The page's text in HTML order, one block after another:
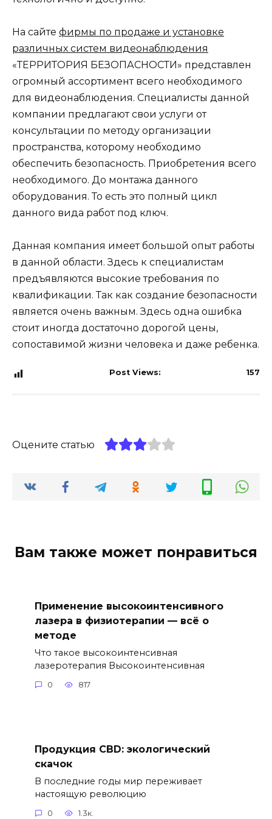
На сайте фирмы по продаже и установке
различных систем видеонаблюдения
«ТЕРРИТОРИЯ БЕЗОПАСНОСТИ» представлен
огромный ассортимент всего необходимого
для видеонаблюдения. Специалисты данной
компании предлагают свои услуги от
консультации по методу организации
пространства, которому необходимо
обеспечить безопасность. Приобретения всего
необходимого. До монтажа данного
оборудования. То есть это полный цикл
данного вида работ под ключ.
Данная компания имеет большой опыт работы
в данной области. Здесь к специалистам
предъявляются высокие требования по
квалификации. Так как создание безопасности
является очень важным. Здесь одна ошибка
стоит иногда достаточно дорогой цены,
сопоставимой жизни человека и даже ребенка.
Post Views: 157
Оцените статью
Вам также может понравиться
Применение высокоинтенсивного
лазера в физиотерапии — всё о
методе
Что такое высокоинтенсивная
лазеротерапия Высокоинтенсивная
0 817
Продукция CBD: экологический
скачок
В последние годы мир переживает
настоящую революцию
0 1.3к.